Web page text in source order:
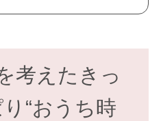
考えたきっ
“おうち時